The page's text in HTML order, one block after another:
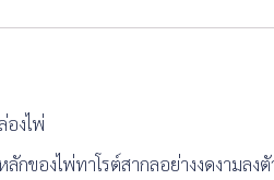
องไพ่
ของไพ่ทาโรต์สากลอย่างงดงามลง